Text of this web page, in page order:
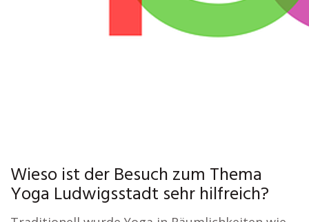
Wieso ist der Besuch zum Thema
Yoga Ludwigsstadt sehr hilfreich?